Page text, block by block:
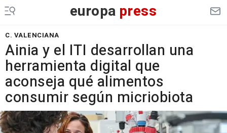
europa press
C. VALENCIANA
Ainia y el ITI desarrollan una
herramienta digital que
aconseja qué alimentos
consumir según micriobiota